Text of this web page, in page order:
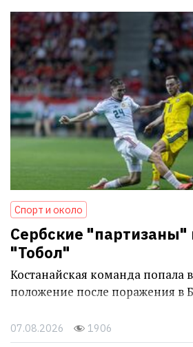
Спорт и около
Сербские
"Тобол"
Костанайская команда попала
положение после поражения в
07.08.2026 1906